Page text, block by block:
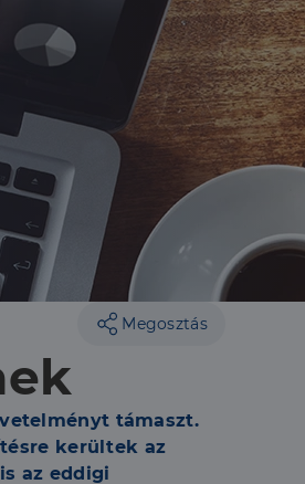
Megosztás
támaszt.
kerültek az
az eddigi